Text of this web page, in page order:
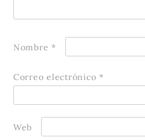
Nombre*
Correo electrónico*
Web